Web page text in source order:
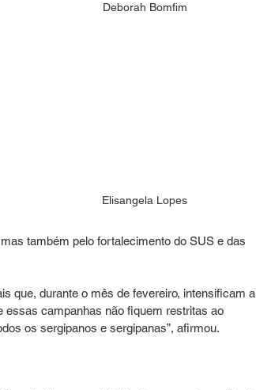
Deborah Bomfim
Elisangela Lopes
também pelo fortalecimento do SUS e das
que, durante o mês de fevereiro, intensificam a
essas campanhas não fiquem restritas ao
os sergipanos e sergipanas”, afirmou.